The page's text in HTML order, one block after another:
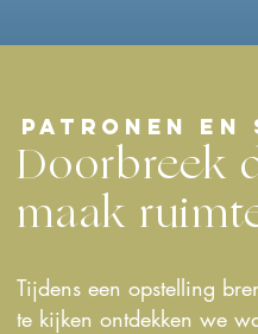
patronen en
Doorbreek
maak
Tijdens een opstelling
te kijken ontdekken we